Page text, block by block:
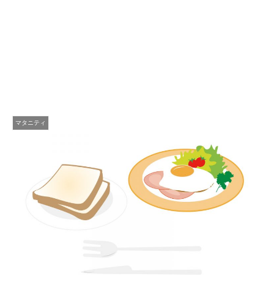
マタニティ